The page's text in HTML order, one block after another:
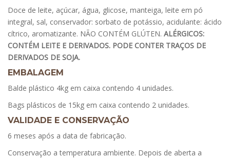
Doce de leite, açúcar, água, glicose, manteiga, leite em pó
integral, sal, conservador: sorbato de potássio, acidulante: ácido
cítrico, aromatizante. NÃO CONTÉM GLÚTEN. ALÉRGICOS:
CONTÉM LEITE E DERIVADOS. PODE CONTER TRAÇOS DE
DERIVADOS DE SOJA.
EMBALAGEM
Balde plástico 4kg em caixa contendo 4 unidades.
Bags plásticos de 15kg em caixa contendo 2 unidades.
VALIDADE E CONSERVAÇÃO
6 meses após a data de fabricação.
Conservação a temperatura ambiente. Depois de aberta a